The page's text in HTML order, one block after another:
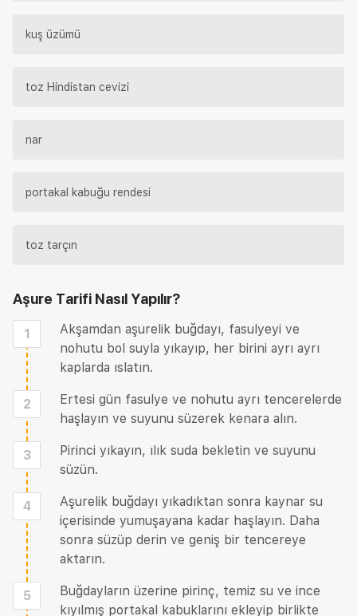
kuş üzümü
toz Hindistan cevizi
nar
portakal kabuğu rendesi
toz tarçın
Aşure Tarifi Nasıl Yapılır?
1
Akşamdan aşurelik buğdayı, fasulyeyi ve
nohutu bol suyla yıkayıp, her birini ayrı ayrı
kaplarda ıslatın.
2
Ertesi gün fasulye ve nohutu ayrı tencerelerde
haşlayın ve suyunu süzerek kenara alın.
3
Pirinci yıkayın, ılık suda bekletin ve suyunu
süzün.
4
Aşurelik buğdayı yıkadıktan sonra kaynar su
içerisinde yumuşayana kadar haşlayın. Daha
sonra süzüp derin ve geniş bir tencereye
aktarın.
5
Buğdayların üzerine pirinç, temiz su ve ince
kıyılmış portakal kabuklarını ekleyip birlikte